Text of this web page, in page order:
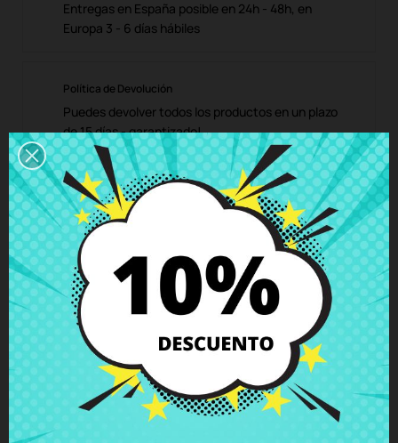
Entregas en España posible en 24h - 48h, en
Europa 3 - 6 días hábiles
Política de Devolución
Puedes devolver todos los productos en un plazo
de 15 días - garantizado!
Detalles del producto
Grados